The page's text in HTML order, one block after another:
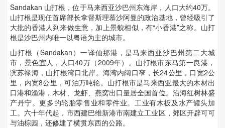
Sandakan 山打根，位于马来西亚沙巴州东海岸，人口大约40万。
山打根是现任首席部长拿督斯理慕沙阿曼的政治基地，曾经吸引了
大批的香港人到来做生意，加上景貌相似，有“小香港”之称。山打
根是沙巴州内唯一以粤语为主的城市。
山打根（Sandakan）一译仙那港，是马来西亚沙巴州第二大城
市，景色宜人，人口40万（2009年）。山打根市东马第一良港，
滨苏禄海，山打根湾口北岸。海湾内阔口窄，长24公里，口宽2公
里，内宽8公里，可泊万吨轮。山打根市是马来西亚最大的木材出
口港和渔港，木材、龙虾、燕窝出口量居全国首位。沿海红树林盛
产丹宁。更多的轮胎零售业和零件业。工业有木板及水产罐头加
工。六十年代起，市西建巴维新港市南建立工业区，郊区开辟可可
与油棕园，还修建了横贯东西的公路。